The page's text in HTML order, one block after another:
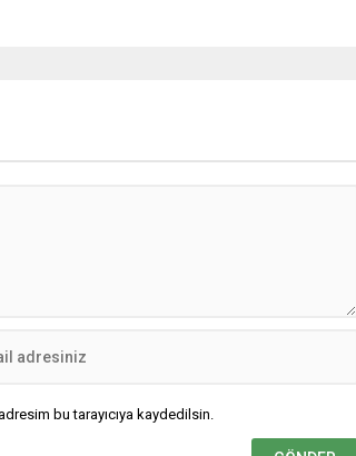
bu tarayıcıya kaydedilsin.